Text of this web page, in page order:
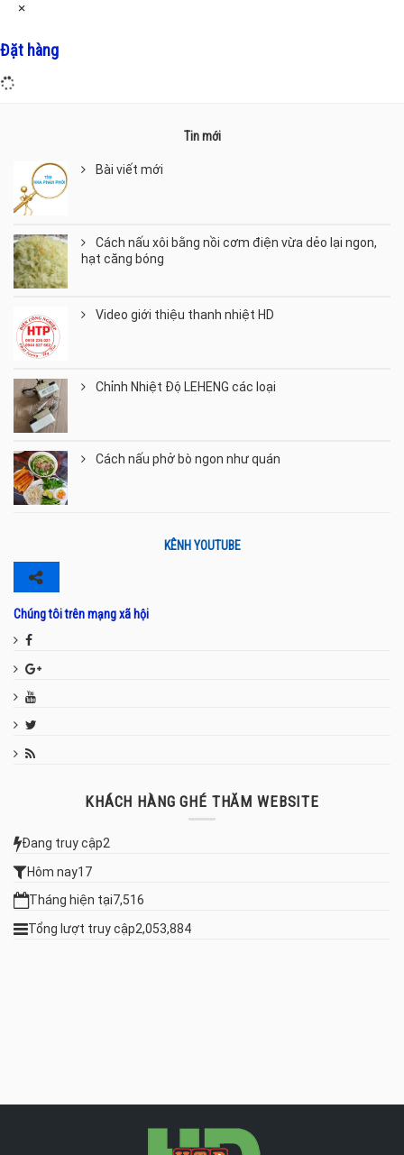
×
Đặt hàng
Tin mới
Bài viết mới
Cách nấu xôi bằng nồi cơm điện vừa dẻo lại ngon,
hạt căng bóng
Video giới thiệu thanh nhiệt HD
Chỉnh Nhiệt Độ LEHENG các loại
Cách nấu phở bò ngon như quán
KÊNH YOUTUBE
Chúng tôi trên mạng xã hội
KHÁCH HÀNG GHÉ THĂM WEBSITE
Đang truy cập2
Hôm nay17
Tháng hiện tại7,516
Tổng lượt truy cập2,053,884